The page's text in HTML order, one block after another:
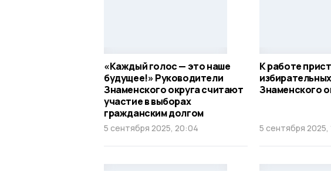
«Каждый голос — это наше
будущее!» Руководители
Знаменского округа считают
участие в выборах
гражданским долгом
5 сентября 2025, 20:04
К работе
Знаменского
5 сентября 2025,